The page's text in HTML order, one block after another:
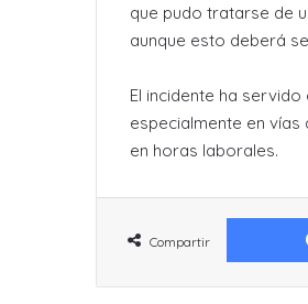
que pudo tratarse de
aunque esto deberá
El incidente ha
especialmente en
en horas laborales.
Compartir